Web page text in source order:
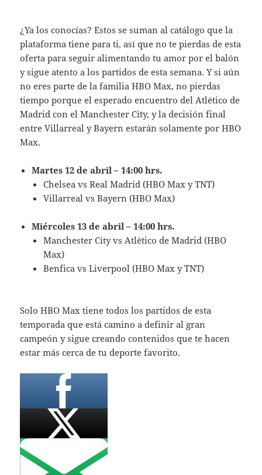
¿Ya los conocías? Estos se suman al catálogo que la
plataforma tiene para ti, así que no te pierdas de esta
oferta para seguir alimentando tu amor por el balón
y sigue atento a los partidos de esta semana. Y si aún
no eres parte de la familia HBO Max, no pierdas
tiempo porque el esperado encuentro del Atlético de
Madrid con el Manchester City, y la decisión final
entre Villarreal y Bayern estarán solamente por HBO
Max.
Martes 12 de abril – 14:00 hrs.
Chelsea vs Real Madrid (HBO Max y TNT)
Villarreal vs Bayern (HBO Max)
Miércoles 13 de abril – 14:00 hrs.
Manchester City vs Atlético de Madrid (HBO
Max)
Benfica vs Liverpool (HBO Max y TNT)
Solo HBO Max tiene todos los partidos de esta
temporada que está camino a definir al gran
campeón y sigue creando contenidos que te hacen
estar más cerca de tu deporte favorito.